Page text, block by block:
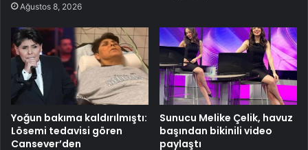
Ağustos 8, 2026
Yoğun bakıma kaldırılmıştı:
Lösemi tedavisi gören
Cansever’den
Sunucu Melike Çelik, havuz
başından bikinili video
paylaştı